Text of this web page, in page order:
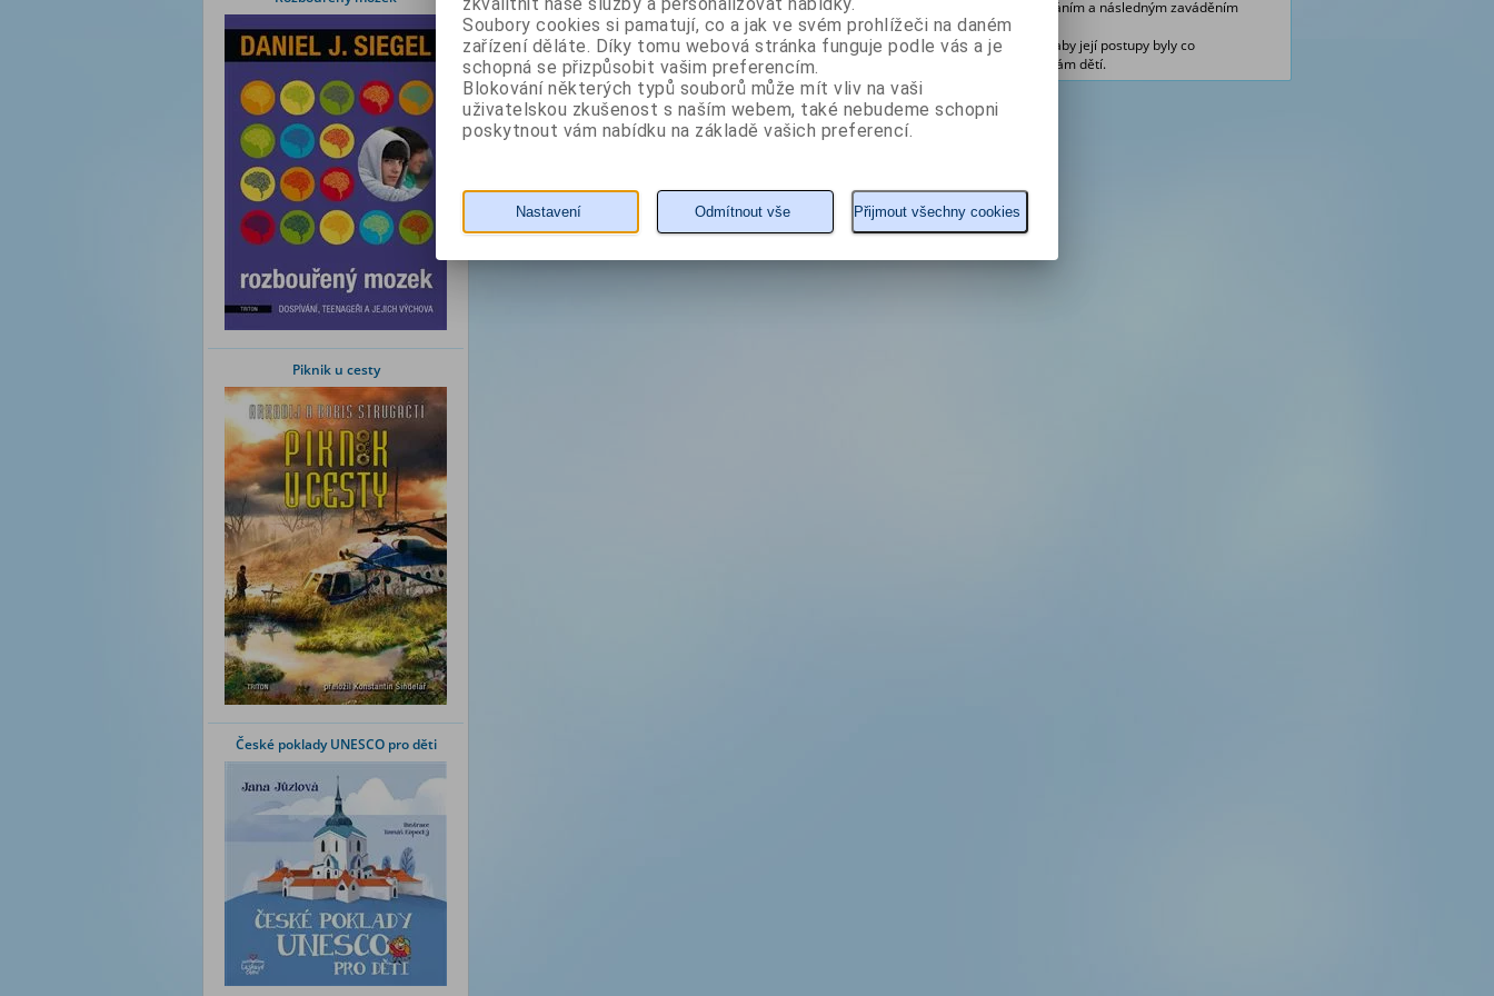
Piknik u cesty
České poklady UNESCO pro děti
ekzémem i stejné obtíže dcerky Magdy. Při jejím léčení postupovala systematicky vysazováním a následným zaváděním
potravin. Tím dokázala dceřiny atopické projevy zcela vyhojit.
Ovlivňování atopických projevů stravou následně ve své praxi ověřovala a zdokonalovala, aby její postupy byly co
nejefektivnější. Výsledkem je jedinečná metoda, která pomohla již více než čtyřem tisícovkám dětí.
Soubory cookies si pamatují, co a jak ve svém prohlížeči na daném
zařízení děláte. Díky tomu webová stránka funguje podle vás a je
schopná se přizpůsobit vašim preferencím.
Blokování některých typů souborů může mít vliv na vaši
uživatelskou zkušenost s naším webem, také nebudeme schopni
poskytnout vám nabídku na základě vašich preferencí.
Nastavení Odmítnout vše Přijmout všechny cookies